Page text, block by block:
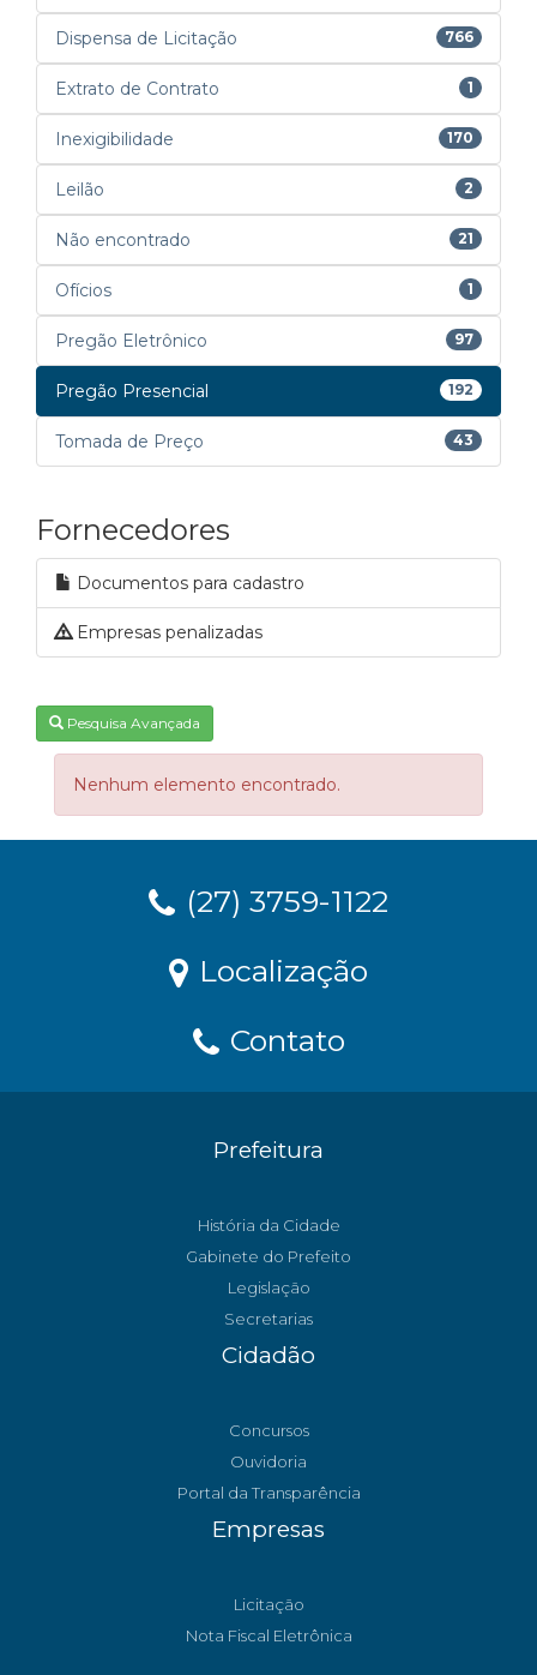
Dispensa de Licitação 766
Extrato de Contrato 1
Inexigibilidade 170
Leilão 2
Não encontrado 21
Ofícios 1
Pregão Eletrônico 97
Pregão Presencial 192
Tomada de Preço 43
Fornecedores
Documentos para cadastro
Empresas penalizadas
Pesquisa Avançada
Nenhum elemento encontrado.
(27) 3759-1122
Localização
Contato
Prefeitura
História da Cidade
Gabinete do Prefeito
Legislação
Secretarias
Cidadão
Concursos
Ouvidoria
Portal da Transparência
Empresas
Licitação
Nota Fiscal Eletrônica